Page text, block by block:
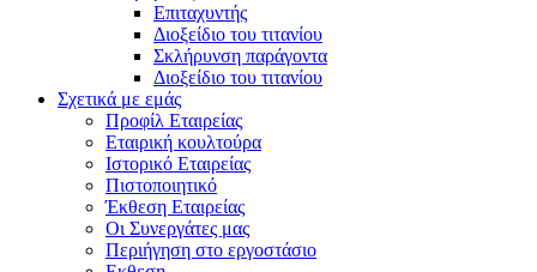
Επιταχυντής
Διοξείδιο του τιτανίου
Σκλήρυνση παράγοντα
Διοξείδιο του τιτανίου
Σχετικά με εμάς
Προφίλ Εταιρείας
Εταιρική κουλτούρα
Ιστορικό Εταιρείας
Πιστοποιητικό
Έκθεση Εταιρείας
Οι Συνεργάτες μας
Περιήγηση στο εργοστάσιο